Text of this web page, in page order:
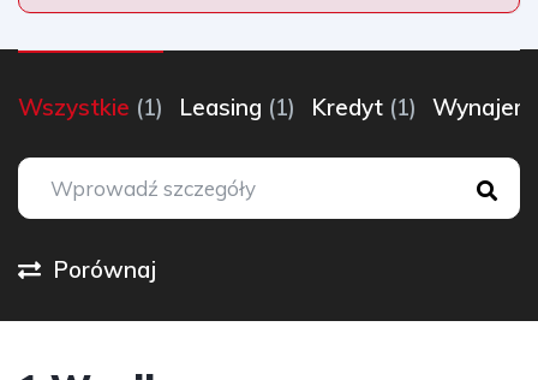
Wszystkie (1) Leasing (1) Kredyt (1) Wynajem
Porównaj